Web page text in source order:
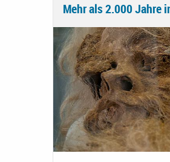
Mehr als 2.000 Jahre